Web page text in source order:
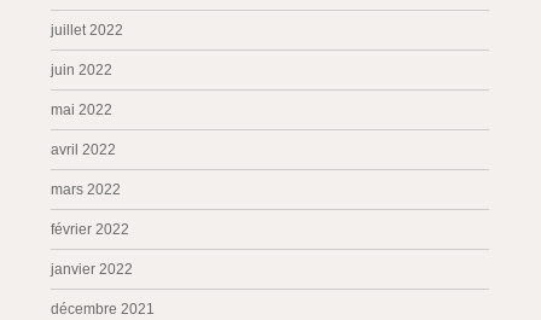
juillet 2022
juin 2022
mai 2022
avril 2022
mars 2022
février 2022
janvier 2022
décembre 2021